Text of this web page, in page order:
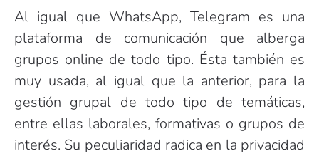
Al igual que WhatsApp, Telegram es una
plataforma de comunicación que alberga
grupos online de todo tipo. Ésta también es
muy usada, al igual que la anterior, para la
gestión grupal de todo tipo de temáticas,
entre ellas laborales, formativas o grupos de
interés. Su peculiaridad radica en la privacidad